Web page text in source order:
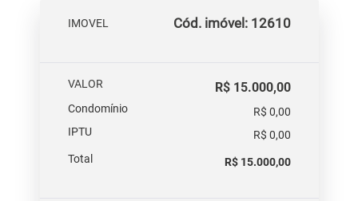
IMOVEL Cód. imóvel: 12610
VALOR R$ 15.000,00
Condomínio
R$ 0,00
IPTU
R$ 0,00
Total
R$ 15.000,00